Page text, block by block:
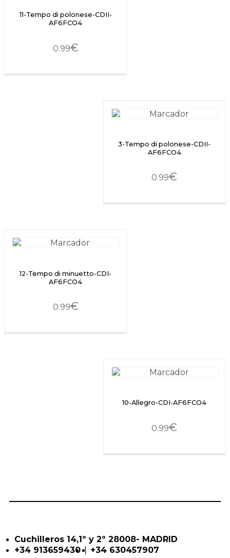
11-Tempo di polonese-CDII-
AF6FCO4
0.99€
3-Tempo di polonese-CDII-
AF6FCO4
0.99€
12-Tempo di minuetto-CDI-
AF6FCO4
0.99€
10-Allegro-CDI-AF6FCO4
0.99€
Cuchilleros 14,1º y 2º 28008- MADRID
+34 913659430 | +34 630457907